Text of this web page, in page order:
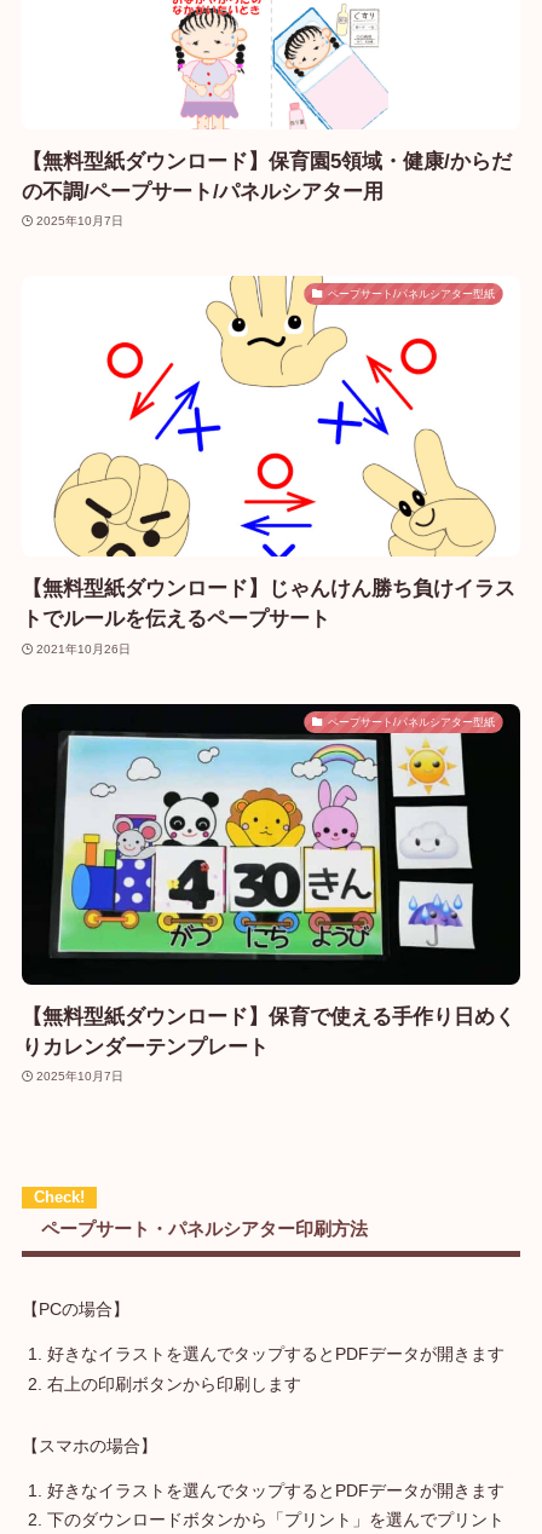
【無料型紙ダウンロード】保育園5領域・健康/からだ
の不調/ペープサート/パネルシアター用
2025年10月7日
ペープサート/パネルシアター型紙
【無料型紙ダウンロード】じゃんけん勝ち負けイラス
トでルールを伝えるペープサート
2021年10月26日
ペープサート/パネルシアター型紙
【無料型紙ダウンロード】保育で使える手作り日めく
りカレンダーテンプレート
2025年10月7日
ペープサート・パネルシアター印刷方法
【PCの場合】
好きなイラストを選んでタップするとPDFデータが開きます
右上の印刷ボタンから印刷します
【スマホの場合】
好きなイラストを選んでタップするとPDFデータが開きます
下のダウンロードボタンから「プリント」を選んでプリント